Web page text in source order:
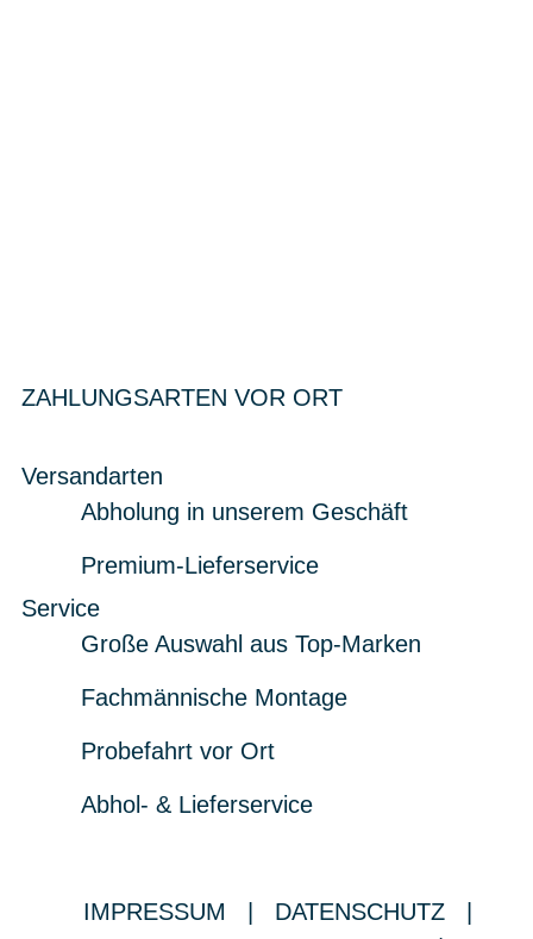
ZAHLUNGSARTEN VOR ORT
Versandarten
Abholung in unserem Geschäft
Premium-Lieferservice
Service
Große Auswahl aus Top-Marken
Fachmännische Montage
Probefahrt vor Ort
Abhol- & Lieferservice
IMPRESSUM DATENSCHUTZ